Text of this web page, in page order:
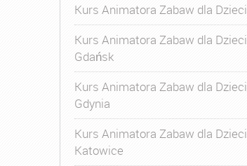
Kurs Animatora Zabaw dla Dzieci
Kurs Animatora Zabaw dla Dzieci
Gdańsk
Kurs Animatora Zabaw dla Dzieci
Gdynia
Kurs Animatora Zabaw dla Dzieci
Katowice